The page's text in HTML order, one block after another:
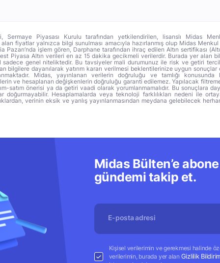
Sermaye Piyasası Kurulu tarafından yetkilendirilen, lisanslı Midas
fiyatlar yalnızca bilgi sunulması amacıyla hazırlanmış olup Midas
Pazarı’nda işlem gören, Darphane tarafından ihraç edilen Altın sertifikası
Piyasa Altın verileri en az 15 dakika gecikmeli verilerdir. Burada yer alan
sadece genel niteliktedir. Bu tavsiyeler mali durumunuz ile risk ve getiri
bilgilere dayanılarak yatırım kararı verilmesi beklentilerinize uygun
Midas, yayınlanan verilerin doğruluğu ve tamlığı
ve hesaplanan değişkenlerin doğruluğu garanti edilemez. Yapılacak
satım önerisi ya da getiri vaadi olarak yorumlanmamalıdır. Bu sonuçlara
doğurmayabilir. Hesaplamalarda veya teknoloji farklılıkları nedeni ile
verinin eksik ve yanlış yayınlanmasından meydana gelebilecek
Midas Bülten’e
gündemi takip et.
Kişisel verilerimin ve gerekmesi halinde
verilerimin, burada yer alan Gizlilik